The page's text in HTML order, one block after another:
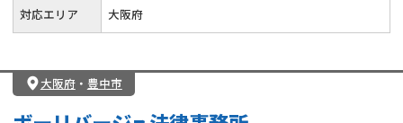
対応エリア 大阪府
大阪府・ 豊中市